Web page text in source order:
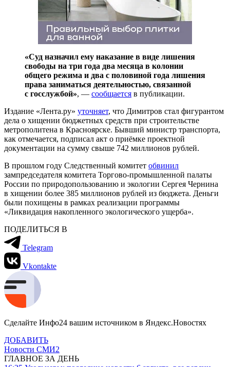
«Суд назначил ему наказание в виде лишения
свободы на три года два месяца в колонии
общего режима и два с половиной года лишения
права заниматься деятельностью, связанной
с госслужбой», — сообщается в публикации.
Издание «Лента.ру» уточняет, что Димитров стал фигурантом
дела о хищении бюджетных средств при строительстве
метрополитена в Красноярске. Бывший министр транспорта,
как отмечается, подписал акт о приёмке проектной
документации на сумму свыше 742 миллионов рублей.
В прошлом году Следственный комитет обвинил
зампредседателя комитета Торгово-промышленной палаты
России по природопользованию и экологии Сергея Чернина
в хищении более 385 миллионов рублей из бюджета. Деньги
были похищены в рамках реализации программы
«Ликвидация накопленного экологического ущерба».
ПОДЕЛИТЬСЯ В
Telegram
Vkontakte
Сделайте Инфо24 вашим источником в Яндекс.Новостях
ДОБАВИТЬ
Новости СМИ2
ГЛАВНОЕ ЗА ДЕНЬ